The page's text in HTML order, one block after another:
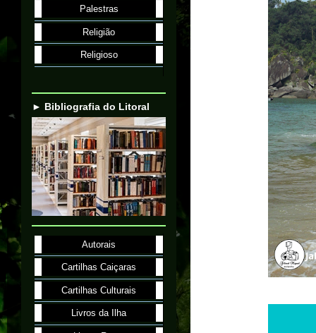
Palestras
Religião
Religioso
► Bibliografia do Litoral
Autorais
Cartilhas Caiçaras
Cartilhas Culturais
Livros da Ilha